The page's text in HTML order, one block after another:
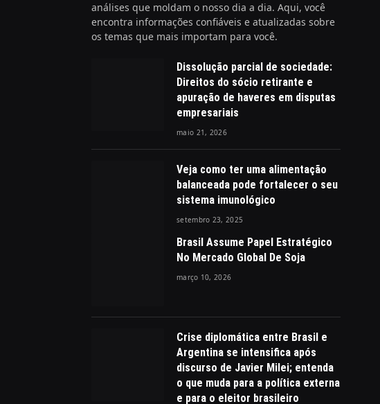
análises que moldam o nosso dia a dia. Aqui, você
encontra informações confiáveis e atualizadas sobre
os temas que mais importam para você.
Dissolução parcial de sociedade:
Direitos do sócio retirante e
apuração de haveres em disputas
empresariais
maio 21, 2026
Veja como ter uma alimentação
balanceada pode fortalecer o seu
sistema imunológico
setembro 23, 2025
Brasil Assume Papel Estratégico
No Mercado Global De Soja
março 10, 2026
Crise diplomática entre Brasil e
Argentina se intensifica após
discurso de Javier Milei; entenda
o que muda para a política externa
e para o eleitor brasileiro